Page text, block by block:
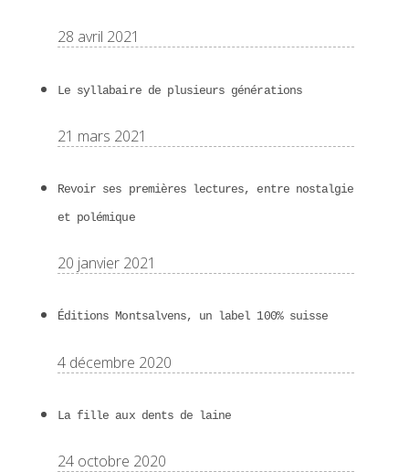
28 avril 2021
Le syllabaire de plusieurs générations
21 mars 2021
Revoir ses premières lectures, entre nostalgie
et polémique
20 janvier 2021
Éditions Montsalvens, un label 100% suisse
4 décembre 2020
La fille aux dents de laine
24 octobre 2020